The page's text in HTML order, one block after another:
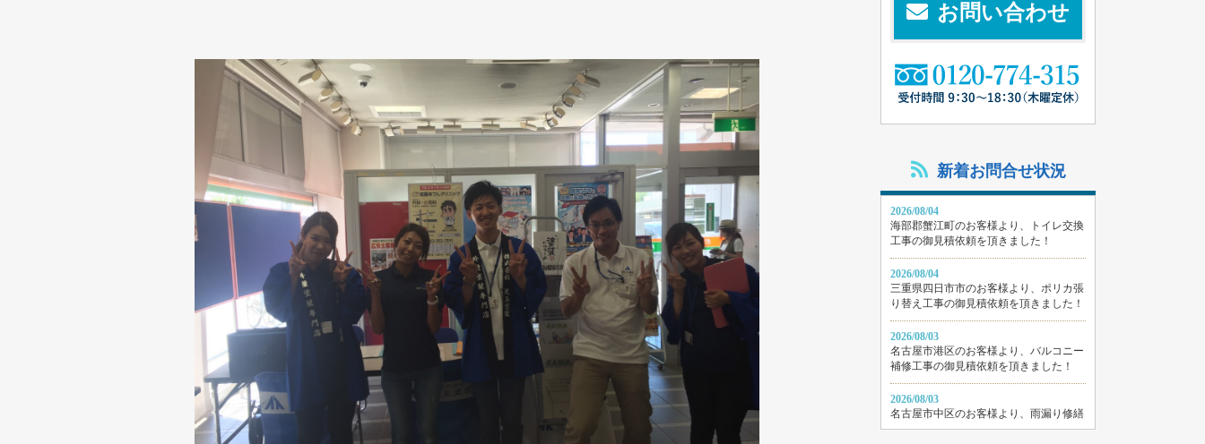
お問い合わせ
新着お問合せ状況
2026/08/04
海部郡蟹江町のお客様より、トイレ交換
工事の御見積依頼を頂きました！
2026/08/04
三重県四日市市のお客様より、ポリカ張
り替え工事の御見積依頼を頂きました！
2026/08/03
名古屋市港区のお客様より、バルコニー
補修工事の御見積依頼を頂きました！
2026/08/03
名古屋市中区のお客様より、雨漏り修繕
工事の御見積依頼を頂きました！